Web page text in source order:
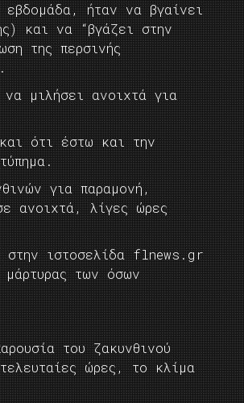
εβδομάδα, ήταν να βγαίνει
και να “βγάζει στην
της περσινής
μιλήσει ανοιχτά για
ότι έστω και την
για παραμονή,
ανοιχτά, λίγες ώρες
στην ιστοσελίδα flnews.gr
των όσων
του ζακυνθινού
ώρες, το κλίμα